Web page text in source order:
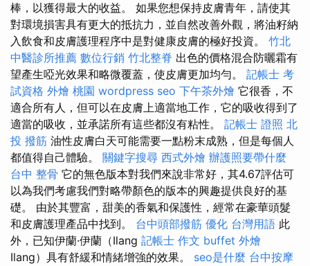
棒，以獲得最大的收益。 如果您想保持皮膚青年，請使其
對環境損害具有更大的抵抗力，並自然改善外觀，將油籽納
入飲食和皮膚護理程序中是對健康皮膚的極好投資。 竹北
中醫診所推薦 數位行銷 竹北整脊 出色的價格混合防曬霜有
望產生啞光效果和略微覆蓋，使皮膚更加均勻。 記帳士 考
試資格 外燴 桃園 wordpress seo 下午茶外燴 它很香，不
適合所有人，但可以在皮膚上適當地工作，它的吸收得到了
適當的吸收，並承諾所有這些都沒有粘性。 記帳士 證照 北
投 撥筋 油性皮膚白天可能需要一點粉末成熟，但是每個人
都值得自己體驗。 關鍵字搜尋 西式外燴 辦護照要帶什麼
台中 整骨 它的無色版本對我們來說非常好，其4.67評估可
以為我們考慮我們對略帶顏色的版本的興趣提供良好的基
礎。 由於其豐富，甜美的香氣和保護性，經常在豪華頭髮
和皮膚護理產品中找到。 台中頭部撥筋 優化 台灣用語 此
外，已知伊蘭·伊蘭（Ilang 記帳士 作文 buffet 外燴
Ilang）具有舒緩和情緒增強的效果。 seo是什麼 台中按摩